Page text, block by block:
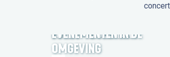
FORÊT-FOUESNANT
EVENEMENTEN IN DE
OMGEVING